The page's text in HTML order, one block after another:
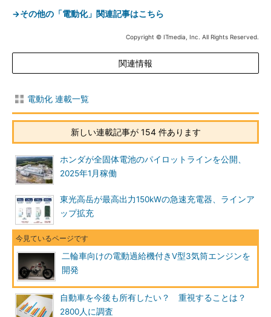
→その他の「電動化」関連記事はこちら
Copyright © ITmedia, Inc. All Rights Reserved.
関連情報
電動化 連載一覧
新しい連載記事が 154 件あります
ホンダが全固体電池のパイロットラインを公開、
2025年1月稼働
東光高岳が最高出力150kWの急速充電器、ラインア
ップ拡充
二輪車向けの電動過給機付きV型3気筒エンジンを
開発
自動車を今後も所有したい？ 重視することは？
2800人に調査